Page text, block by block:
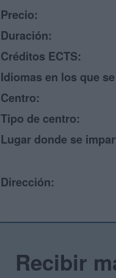
Precio:
Duración:
Créditos ECTS:
Idiomas en los que
Centro:
Tipo de centro:
Lugar donde se
Dirección:
Recibir